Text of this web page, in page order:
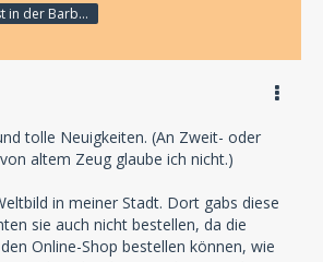
Stammgast in der Barbarabar
tolle Neuigkeiten. (An Zweit- oder
altem Zeug glaube ich nicht.)
in meiner Stadt. Dort gabs diese
sie auch nicht bestellen, da die
Online-Shop bestellen können, wie